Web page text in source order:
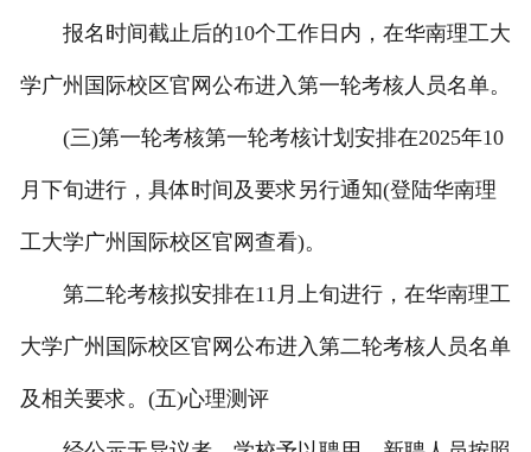
报名时间截止后的10个工作日内，在华南理工大
学广州国际校区官网公布进入第一轮考核人员名单。
(三)第一轮考核第一轮考核计划安排在2025年10
月下旬进行，具体时间及要求另行通知(登陆华南理
工大学广州国际校区官网查看)。
第二轮考核拟安排在11月上旬进行，在华南理工
大学广州国际校区官网公布进入第二轮考核人员名单
及相关要求。(五)心理测评